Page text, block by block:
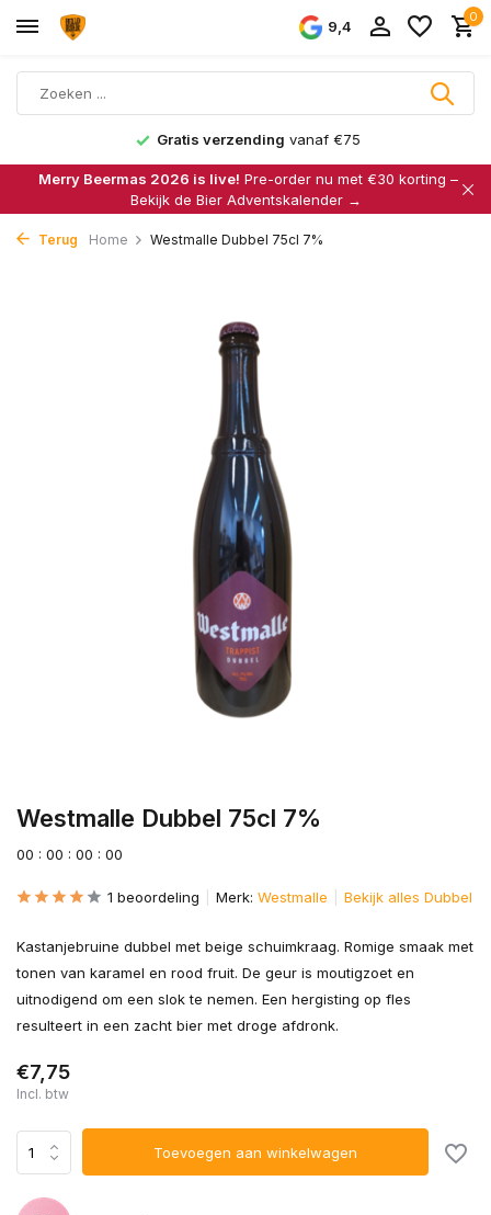
9,4
0
Gratis verzending vanaf €75
Merry Beermas 2026 is live! Pre-order nu met €30 korting –
Bekijk de Bier Adventskalender →
Terug Home Westmalle Dubbel 75cl 7%
Westmalle Dubbel 75cl 7%
00 : 00 : 00 : 00
1 beoordeling Merk: Westmalle Bekijk alles Dubbel
Kastanjebruine dubbel met beige schuimkraag. Romige smaak met
tonen van karamel en rood fruit. De geur is moutigzoet en
uitnodigend om een slok te nemen. Een hergisting op fles
resulteert in een zacht bier met droge afdronk.
€7,75
Incl. btw
Toevoegen aan winkelwagen